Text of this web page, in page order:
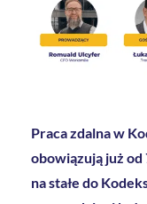
Praca zdalna w
obowiązują już
na stałe do